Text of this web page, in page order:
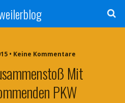
• Keine Kommentare
Mit
PKW